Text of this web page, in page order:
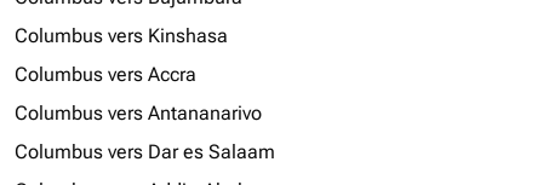
Columbus vers Kinshasa
Columbus vers Accra
Columbus vers Antananarivo
Columbus vers Dar es Salaam